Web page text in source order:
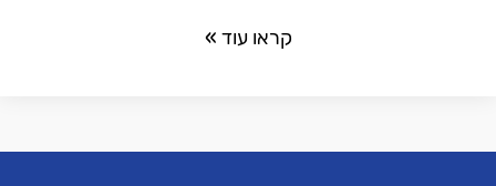
קראו עוד »